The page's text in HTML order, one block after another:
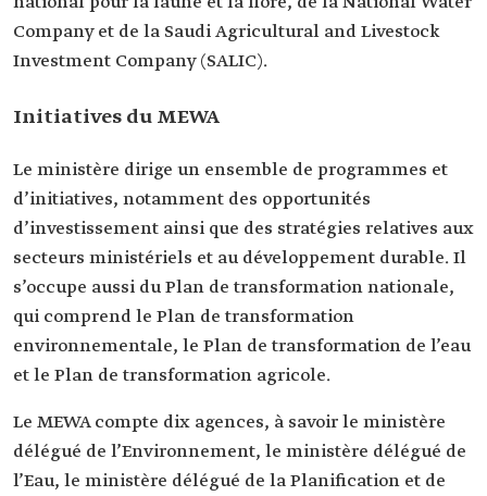
Company et de la Saudi Agricultural and Livestock
Investment Company (SALIC).
Initiatives du MEWA
Le ministère dirige un ensemble de programmes et
d’initiatives, notamment des opportunités
d’investissement ainsi que des stratégies relatives aux
secteurs ministériels et au développement durable. Il
s’occupe aussi du Plan de transformation nationale,
qui comprend le Plan de transformation
environnementale, le Plan de transformation de l’eau
et le Plan de transformation agricole.
Le MEWA compte dix agences, à savoir le ministère
délégué de l’Environnement, le ministère délégué de
l’Eau, le ministère délégué de la Planification et de